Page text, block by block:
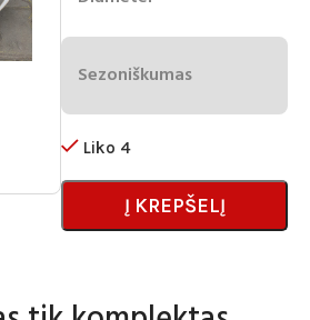
Sezoniškumas
Liko 4
Į KREPŠELĮ